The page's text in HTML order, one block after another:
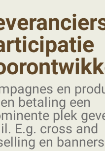
en
betaling een
plek
E.g. cross and
en